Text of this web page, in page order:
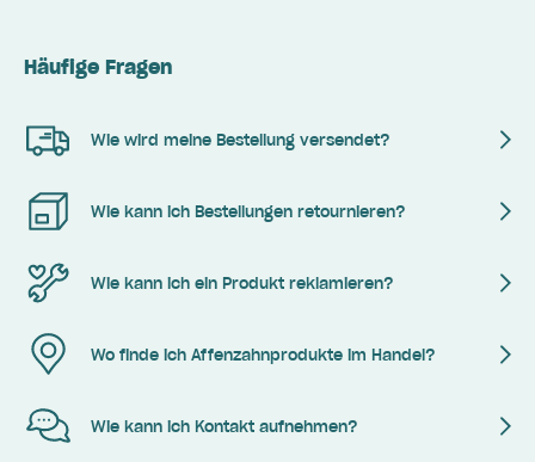
Häufige Fragen
Wie wird meine Bestellung versendet?
Wie kann ich Bestellungen retournieren?
Wie kann ich ein Produkt reklamieren?
Wo finde ich Affenzahnprodukte im Handel?
Wie kann ich Kontakt aufnehmen?